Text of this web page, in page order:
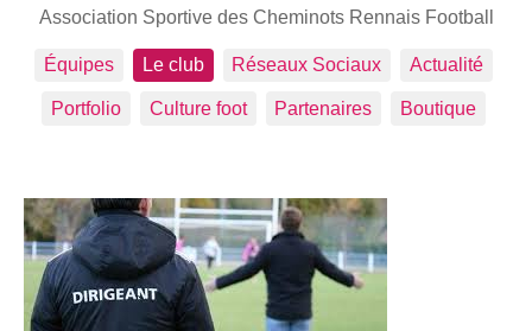
Association Sportive des Cheminots Rennais Football
Équipes Le club Réseaux Sociaux Actualité
Portfolio Culture foot Partenaires Boutique